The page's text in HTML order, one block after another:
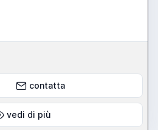
contatta
vedi di più